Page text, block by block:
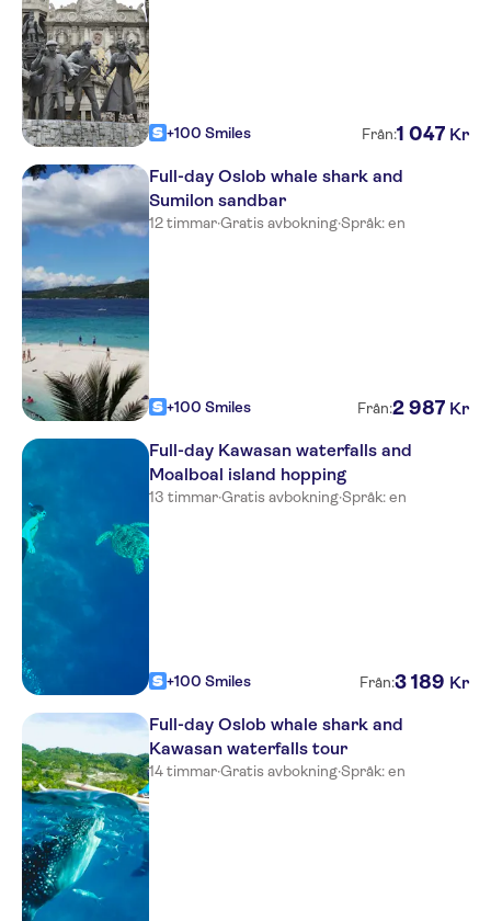
+100 Smiles Från:1 047 Kr
Full-day Oslob whale shark and
Sumilon sandbar
12 timmar·Gratis avbokning·Språk: en
+100 Smiles Från:2 987 Kr
Full-day Kawasan waterfalls and
Moalboal island hopping
13 timmar·Gratis avbokning·Språk: en
+100 Smiles Från:3 189 Kr
Full-day Oslob whale shark and
Kawasan waterfalls tour
14 timmar·Gratis avbokning·Språk: en